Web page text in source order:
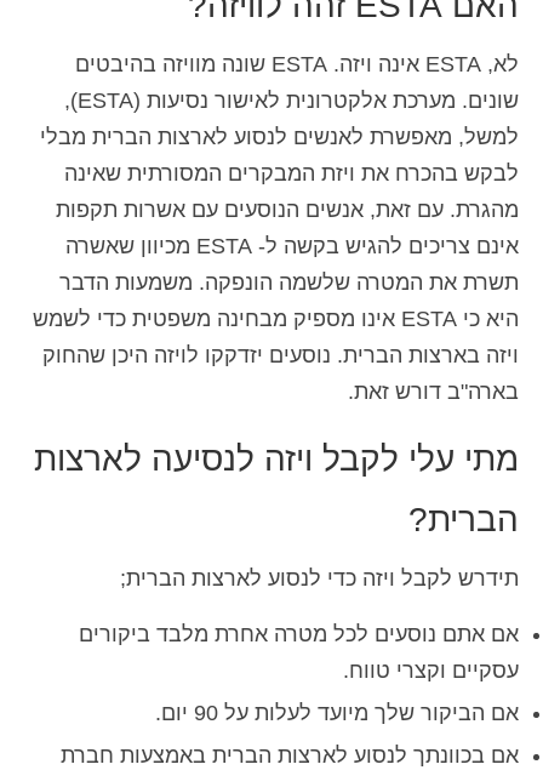
לא, ESTA אינה ויזה. ESTA שונה מוויזה בהיבטים
שונים. מערכת אלקטרונית לאישור נסיעות (ESTA),
למשל, מאפשרת לאנשים לנסוע לארצות הברית מבלי
לבקש בהכרח את ויזת המבקרים המסורתית שאינה
מהגרת. עם זאת, אנשים הנוסעים עם אשרות תקפות
אינם צריכים להגיש בקשה ל- ESTA מכיוון שאשרה
תשרת את המטרה שלשמה הונפקה. משמעות הדבר
היא כי ESTA אינו מספיק מבחינה משפטית כדי לשמש
ויזה בארצות הברית. נוסעים יזדקקו לויזה היכן שהחוק
בארה"ב דורש זאת.
מתי עלי לקבל ויזה לנסיעה לארצות
הברית?
תידרש לקבל ויזה כדי לנסוע לארצות הברית;
אם אתם נוסעים לכל מטרה אחרת מלבד ביקורים
עסקיים וקצרי טווח.
אם הביקור שלך מיועד לעלות על 90 יום.
אם בכוונתך לנסוע לארצות הברית באמצעות חברת